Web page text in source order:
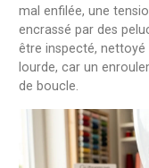
mal enfilée, une
encrassé par des
être inspecté,
lourde, car un
de boucle.